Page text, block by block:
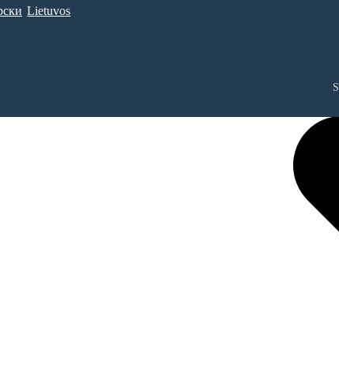
Lietuvos